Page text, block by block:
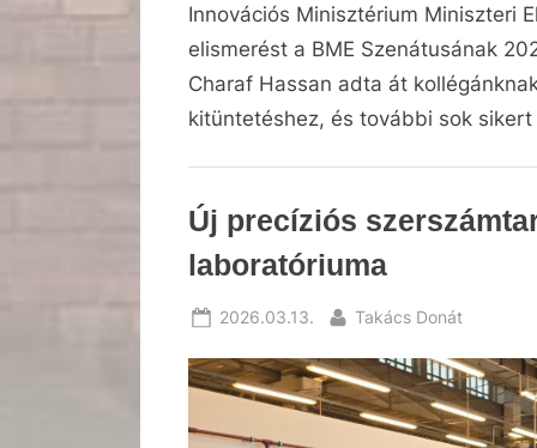
Innovációs Minisztérium Miniszteri
elismerést a BME Szenátusának
Charaf Hassan adta át
kitüntetéshez, és további sok sikert
default
Faliújság
Hírek
Új precíziós
laboratóriuma
Posted
2026.03.13. By
Takács Donát